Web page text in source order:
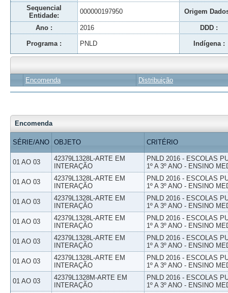
Sequencial
Entidade:
000000197950 Origem
Ano : 2016 DDD :
Programa : PNLD Indígena :
Encomenda Distribuição
Encomenda
SÉRIE/ANO OBJETO CRITÉRIO
01 AO 03
42379L1328L-ARTE EM
INTERAÇÃO
PNLD 2016 - ESCOLAS
1º A 3º ANO - ENSINO
01 AO 03
42379L1328L-ARTE EM
INTERAÇÃO
PNLD 2016 - ESCOLAS
1º A 3º ANO - ENSINO
01 AO 03
42379L1328L-ARTE EM
INTERAÇÃO
PNLD 2016 - ESCOLAS
1º A 3º ANO - ENSINO
01 AO 03
42379L1328L-ARTE EM
INTERAÇÃO
PNLD 2016 - ESCOLAS
1º A 3º ANO - ENSINO
01 AO 03
42379L1328L-ARTE EM
INTERAÇÃO
PNLD 2016 - ESCOLAS
1º A 3º ANO - ENSINO
01 AO 03
42379L1328L-ARTE EM
INTERAÇÃO
PNLD 2016 - ESCOLAS
1º A 3º ANO - ENSINO
01 AO 03
42379L1328M-ARTE EM
INTERAÇÃO
PNLD 2016 - ESCOLAS
1º A 3º ANO - ENSINO